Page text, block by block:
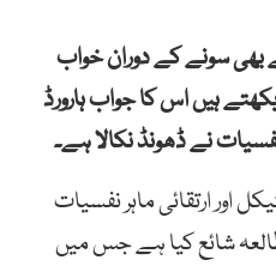
بھی سونے کے دوران خواب
ہیں اس کا جواب ہارورڈ
نے ڈھونڈ نکالا ہے۔
اور ارتقائی ماہر نفسیات
شائع کیا ہے جس میں